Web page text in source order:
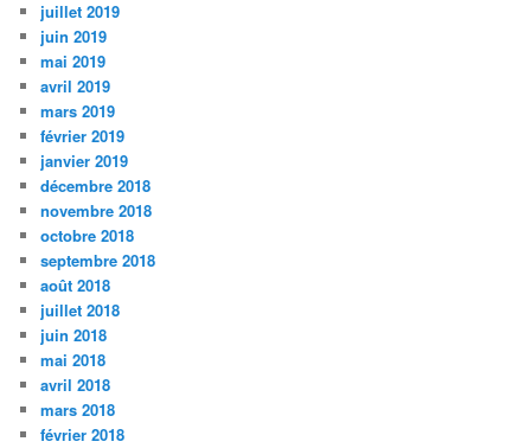
juillet 2019
juin 2019
mai 2019
avril 2019
mars 2019
février 2019
janvier 2019
décembre 2018
novembre 2018
octobre 2018
septembre 2018
août 2018
juillet 2018
juin 2018
mai 2018
avril 2018
mars 2018
février 2018